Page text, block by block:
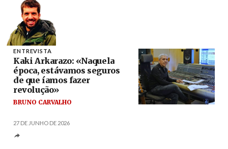
ENTREVISTA
Kaki Arkarazo: «Naquela
época, estávamos seguros
de que íamos fazer
revolução»
BRUNO CARVALHO
27 DE JUNHO DE 2026